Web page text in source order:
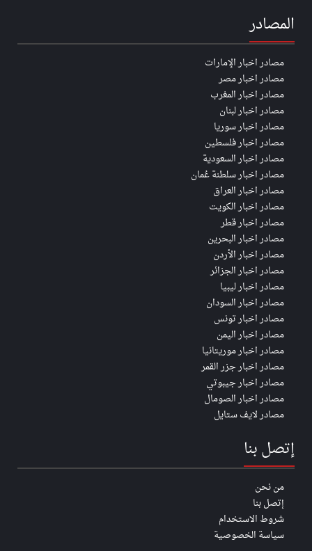
المصادر
مصادر اخبار الإمارات
مصادر اخبار مصر
مصادر اخبار المغرب
مصادر اخبار لبنان
مصادر اخبار سوريا
مصادر اخبار فلسطين
مصادر اخبار السعودية
مصادر اخبار سلطنة عُمان
مصادر اخبار العراق
مصادر اخبار الكويت
مصادر اخبار قطر
مصادر اخبار البحرين
مصادر اخبار الأردن
مصادر اخبار الجزائر
مصادر اخبار ليبيا
مصادر اخبار السودان
مصادر اخبار تونس
مصادر اخبار اليمن
مصادر اخبار موريتانيا
مصادر اخبار جزر القمر
مصادر اخبار جيبوتي
مصادر اخبار الصومال
مصادر لايف ستايل
إتصل بنا
من نحن
إتصل بنا
شروط الاستخدام
سياسة الخصوصية